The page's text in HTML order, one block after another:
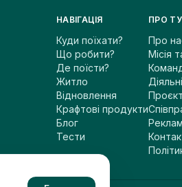
НАВІГАЦІЯ
Куди поїхати?
Що робити?
Де поїсти?
Житло
Відновлення
Крафтові продукти
Блог
Тести
ПРО
Про
Місія